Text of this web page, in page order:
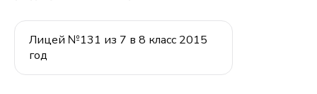
Лицей №131 из 7 в 8 класс 2015
год